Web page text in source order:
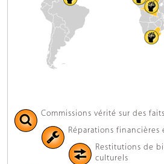
Commissions vérité sur des
Réparations financières
Restitutions de
culturels